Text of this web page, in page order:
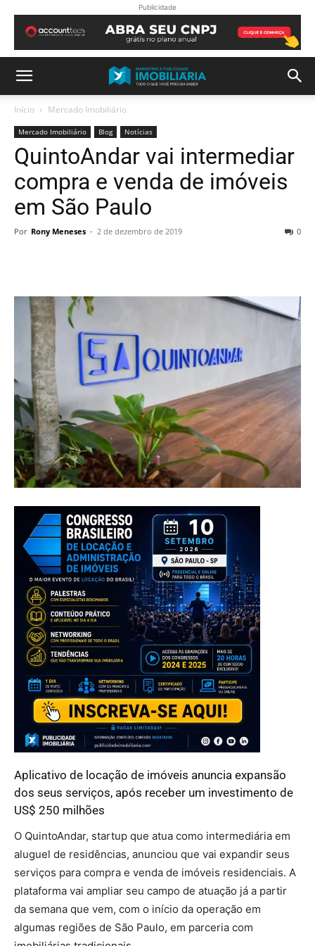
Publicidade
Início Mercado Imobiliário
Mercado Imobiliário Blog Notícias
QuintoAndar vai intermediar
compra e venda de imóveis
em São Paulo
Por Rony Meneses - 2 de dezembro de 2019 0
Aplicativo de locação de imóveis anuncia expansão
dos seus serviços, após receber um investimento de
US$ 250 milhões
O QuintoAndar, startup que atua como intermediária em
aluguel de residências, anunciou que vai expandir seus
serviços para compra e venda de imóveis residenciais. A
plataforma vai ampliar seu campo de atuação já a partir
da semana que vem, com o início da operação em
algumas regiões de São Paulo, em parceria com